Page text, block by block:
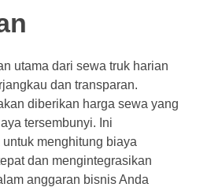
utama dari sewa truk harian
dan transparan.
diberikan harga sewa yang
tersembunyi. Ini
menghitung biaya
dan mengintegrasikan
anggaran bisnis Anda